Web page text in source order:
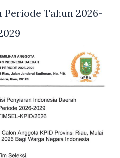
Periode Tahun 2026-